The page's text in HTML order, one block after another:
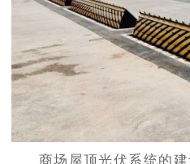
商场屋顶光伏系统的